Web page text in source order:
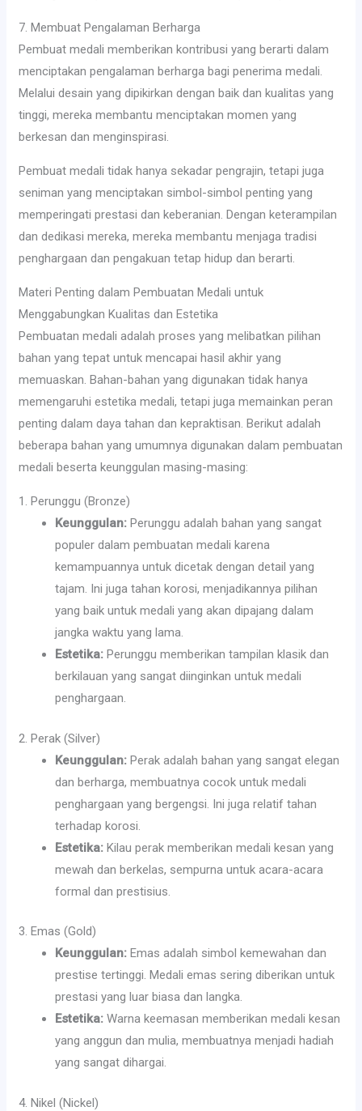
7. Membuat Pengalaman Berharga
Pembuat medali memberikan kontribusi yang berarti dalam
menciptakan pengalaman berharga bagi penerima medali.
Melalui desain yang dipikirkan dengan baik dan kualitas yang
tinggi, mereka membantu menciptakan momen yang
berkesan dan menginspirasi.
Pembuat medali tidak hanya sekadar pengrajin, tetapi juga
seniman yang menciptakan simbol-simbol penting yang
memperingati prestasi dan keberanian. Dengan keterampilan
dan dedikasi mereka, mereka membantu menjaga tradisi
penghargaan dan pengakuan tetap hidup dan berarti.
Materi Penting dalam Pembuatan Medali untuk
Menggabungkan Kualitas dan Estetika
Pembuatan medali adalah proses yang melibatkan pilihan
bahan yang tepat untuk mencapai hasil akhir yang
memuaskan. Bahan-bahan yang digunakan tidak hanya
memengaruhi estetika medali, tetapi juga memainkan peran
penting dalam daya tahan dan kepraktisan. Berikut adalah
beberapa bahan yang umumnya digunakan dalam pembuatan
medali beserta keunggulan masing-masing:
1. Perunggu (Bronze)
Keunggulan: Perunggu adalah bahan yang sangat
populer dalam pembuatan medali karena
kemampuannya untuk dicetak dengan detail yang
tajam. Ini juga tahan korosi, menjadikannya pilihan
yang baik untuk medali yang akan dipajang dalam
jangka waktu yang lama.
Estetika: Perunggu memberikan tampilan klasik dan
berkilauan yang sangat diinginkan untuk medali
penghargaan.
2. Perak (Silver)
Keunggulan: Perak adalah bahan yang sangat elegan
dan berharga, membuatnya cocok untuk medali
penghargaan yang bergengsi. Ini juga relatif tahan
terhadap korosi.
Estetika: Kilau perak memberikan medali kesan yang
mewah dan berkelas, sempurna untuk acara-acara
formal dan prestisius.
3. Emas (Gold)
Keunggulan: Emas adalah simbol kemewahan dan
prestise tertinggi. Medali emas sering diberikan untuk
prestasi yang luar biasa dan langka.
Estetika: Warna keemasan memberikan medali kesan
yang anggun dan mulia, membuatnya menjadi hadiah
yang sangat dihargai.
4. Nikel (Nickel)